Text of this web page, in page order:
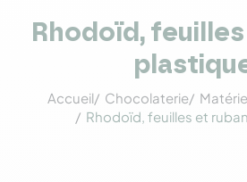
Rhodoïd,
Accueil Chocolaterie
Rhodoïd, feuilles et